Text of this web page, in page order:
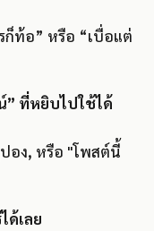
ก็ท้อ” หรือ “เบื่อแต่
” ที่หยิบไปใช้ได้
อง, หรือ "โพสต์นี้
ด้เลย